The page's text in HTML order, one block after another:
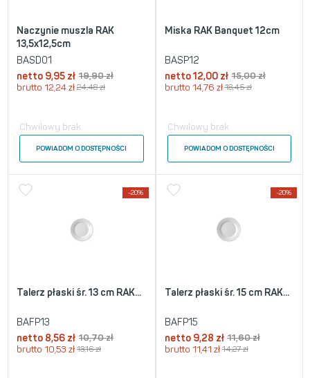
Naczynie muszla RAK
13,5x12,5cm
BASD01
netto 9,95 zł 19,90zł
brutto 12,24 zł 24,48zł
Chwilowy brak
POWIADOM O DOSTĘPNOŚCI
Miska RAK Banquet 12cm
BASP12
netto 12,00 zł 15,00zł
brutto 14,76 zł 18,45zł
Chwilowy brak
POWIADOM O DOSTĘPNOŚCI
-20%
Talerz płaski śr. 13 cm RAK...
BAFP13
netto 8,56 zł 10,70zł
brutto 10,53 zł 13,16zł
-20%
Talerz płaski śr. 15 cm RAK...
BAFP15
netto 9,28 zł 11,60zł
brutto 11,41 zł 14,27zł